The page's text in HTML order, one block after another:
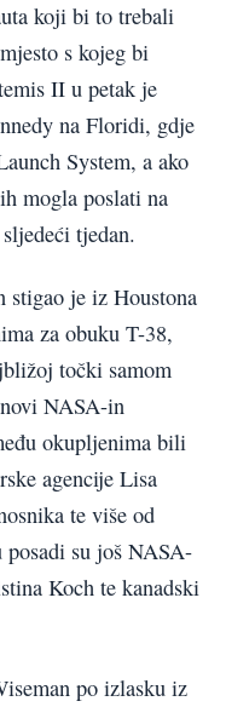
koji bi to trebali
s kojeg bi
II u petak je
na Floridi, gdje
System, a ako
mogla poslati na
tjedan.
stigao je iz Houstona
za obuku T-38,
točki samom
NASA-in
okupljenima bili
agencije Lisa
te više od
su još NASA-
Koch te kanadski
po izlasku iz